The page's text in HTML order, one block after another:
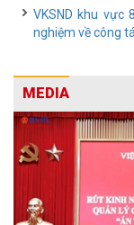
VKSND khu vực
nghiệm về công
MEDIA